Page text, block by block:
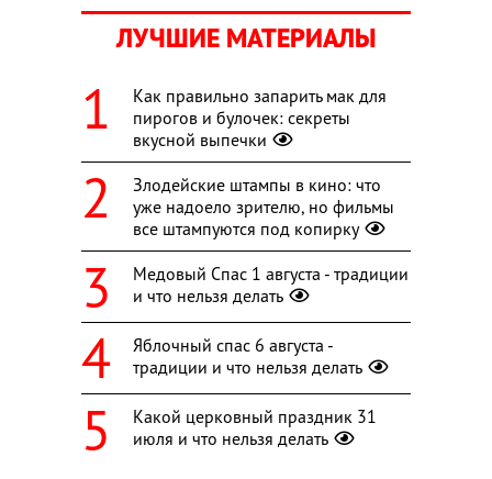
ЛУЧШИЕ МАТЕРИАЛЫ
Как правильно запарить мак для
пирогов и булочек: секреты
вкусной выпечки
Злодейские штампы в кино: что
уже надоело зрителю, но фильмы
все штампуются под копирку
Медовый Спас 1 августа - традиции
и что нельзя делать
Яблочный спас 6 августа -
традиции и что нельзя делать
Какой церковный праздник 31
июля и что нельзя делать